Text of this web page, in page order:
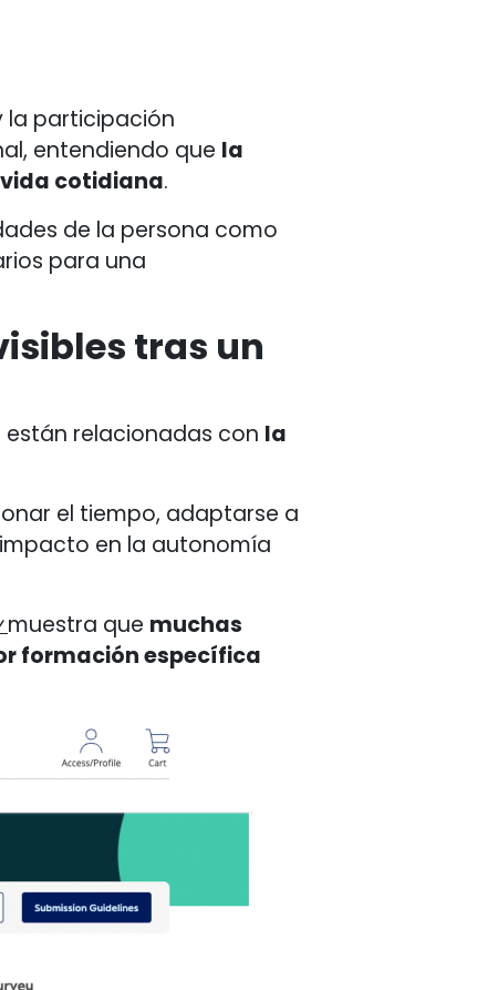
la participación
entendiendo que la
cotidiana.
de la persona como
para una
tras un
relacionadas con la
el tiempo, adaptarse a
en la autonomía
muestra que muchas
formación específica